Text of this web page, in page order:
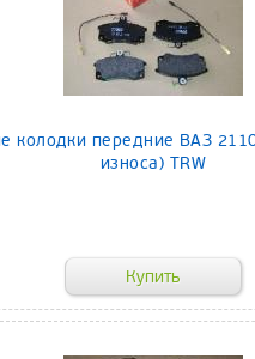
колодки передние ВАЗ
износа) TRW